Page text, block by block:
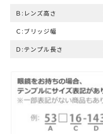
Ｂ:レンズ高さ
Ｃ:ブリッジ幅
Ｄ:テンプル長さ